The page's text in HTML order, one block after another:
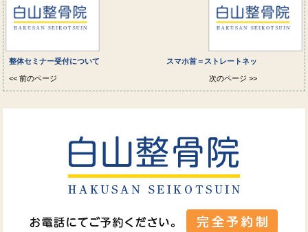
整体セミナー受付について
<< 前のページ
スマホ首＝ストレートネッ
次のページ >>